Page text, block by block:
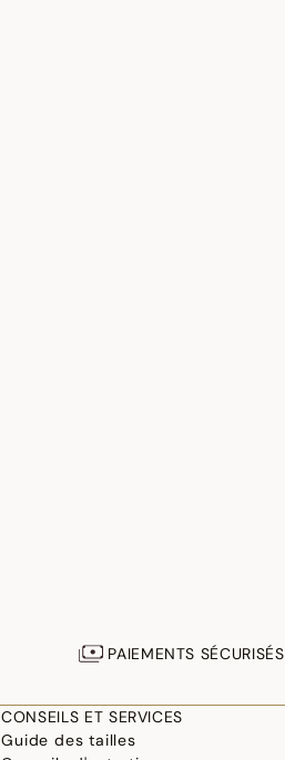
PAIEMENTS SÉCURISÉS
CONSEILS ET SERVICES
Guide des tailles